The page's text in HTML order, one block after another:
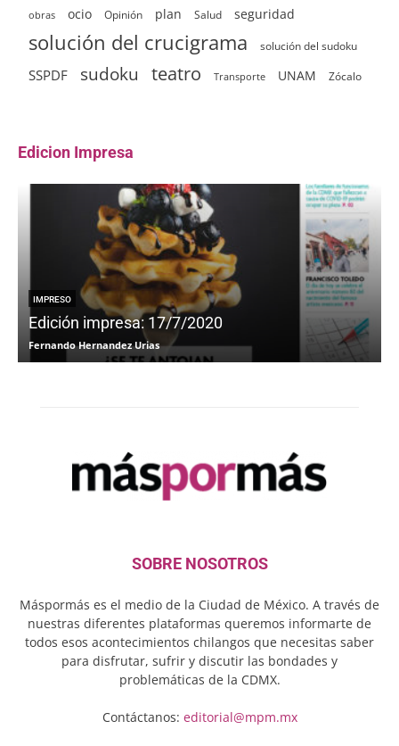
obras ocio Opinión plan Salud seguridad
solución del crucigrama solución del sudoku
SSPDF sudoku teatro Transporte UNAM Zócalo
Edicion Impresa
IMPRESO
Edición impresa: 17/7/2020
Fernando Hernandez Urias
SOBRE NOSOTROS
Máspormás es el medio de la Ciudad de México. A través de
nuestras diferentes plataformas queremos informarte de
todos esos acontecimientos chilangos que necesitas saber
para disfrutar, sufrir y discutir las bondades y
problemáticas de la CDMX.
Contáctanos: editorial@mpm.mx